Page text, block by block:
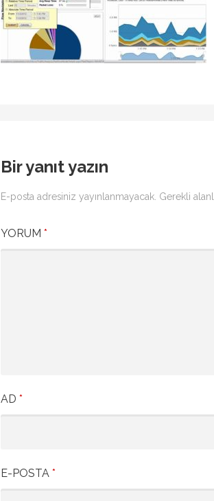
Bir yanıt yazın
E-posta adresiniz yayınlanmayacak. Gerekli
YORUM *
AD *
E-POSTA *